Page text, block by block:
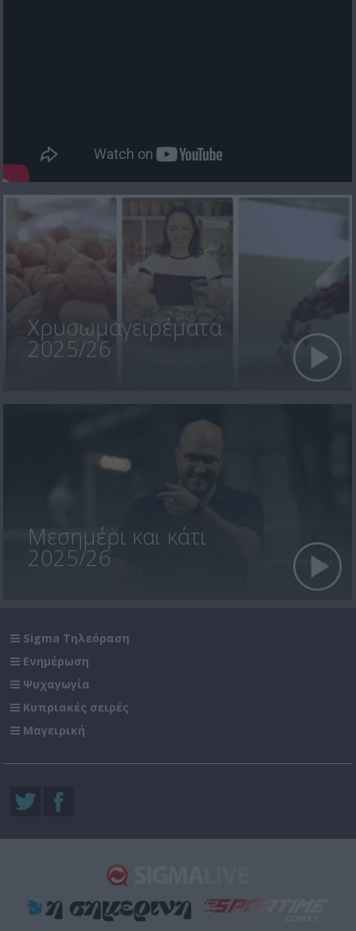
Χρυσωμαγειρέματα
2025/26
Μεσημέρι και κάτι
2025/26
Sigma Τηλεόραση
Ενημέρωση
Ψυχαγωγία
Κυπριακές σειρές
Μαγειρική